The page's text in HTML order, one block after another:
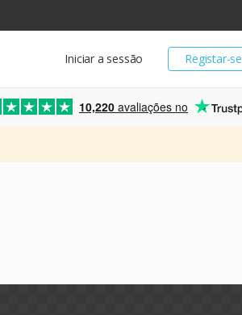
Registar-se
Iniciar a sessão
10,220 avaliações no